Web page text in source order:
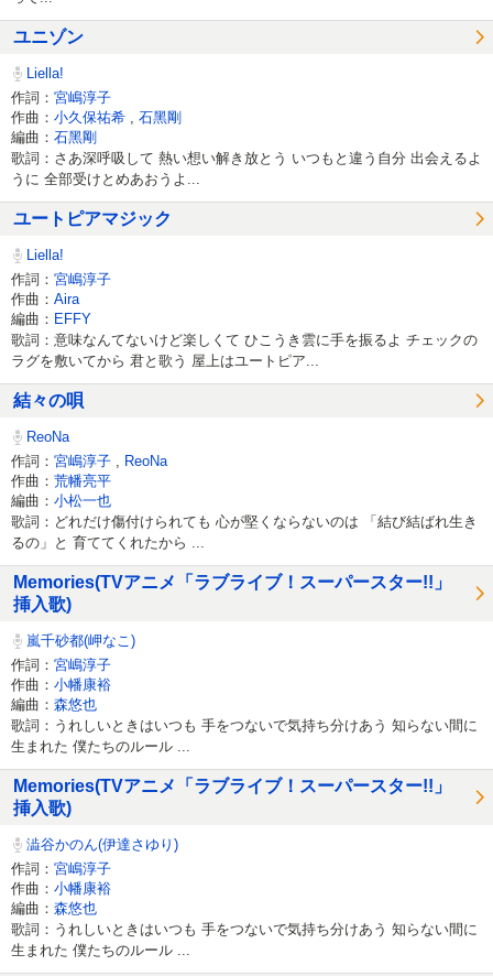
ユニゾン
Liella!
作詞： 宮嶋淳子
作曲： 小久保祐希
石黑剛
編曲： 石黑剛
歌詞：さあ深呼吸して 熱い想い解き放とう いつもと違う自分 出会えるよ
うに 全部受けとめあおうよ...
ユートピアマジック
Liella!
作詞： 宮嶋淳子
作曲： Aira
編曲： EFFY
歌詞：意味なんてないけど楽しくて ひこうき雲に手を振るよ チェックの
ラグを敷いてから 君と歌う 屋上はユートピア...
結々の唄
ReoNa
作詞： 宮嶋淳子
ReoNa
作曲： 荒幡亮平
編曲： 小松一也
歌詞：どれだけ傷付けられても 心が堅くならないのは 「結び結ばれ生き
るの」と 育ててくれたから ...
Memories(TVアニメ「ラブライブ！スーパースター!!」
挿入歌)
嵐千砂都(岬なこ)
作詞： 宮嶋淳子
作曲： 小幡康裕
編曲： 森悠也
歌詞：うれしいときはいつも 手をつないで気持ち分けあう 知らない間に
生まれた 僕たちのルール ...
Memories(TVアニメ「ラブライブ！スーパースター!!」
挿入歌)
澁谷かのん(伊達さゆり)
作詞： 宮嶋淳子
作曲： 小幡康裕
編曲： 森悠也
歌詞：うれしいときはいつも 手をつないで気持ち分けあう 知らない間に
生まれた 僕たちのルール ...